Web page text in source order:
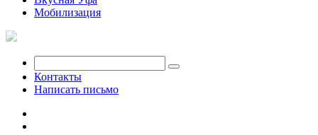
Мобилизация
Контакты
Написать письмо